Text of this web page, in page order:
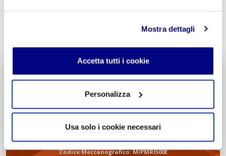
Mostra dettagli
Accetta tutti i cookie
Personalizza
Usa solo i cookie necessari
Liceo delle Scienze Umane
Economico Sociale
Integr. Psicologia & Sociologia
Entra
Decreto di Parità Scolastica N. 2684
Codice Meccanografico: MIPMRI500E